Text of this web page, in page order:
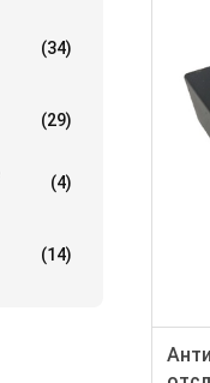
(34)
(29)
(4)
(14)